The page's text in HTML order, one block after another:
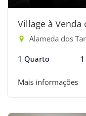
Village à
Alameda dos
1 Quarto
Mais informações